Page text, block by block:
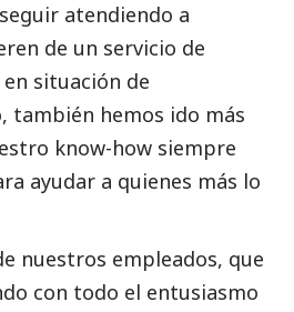
atendiendo a
de un servicio de
situación de
también hemos ido más
know-how siempre
ayudar a quienes más lo
nuestros empleados, que
con todo el entusiasmo